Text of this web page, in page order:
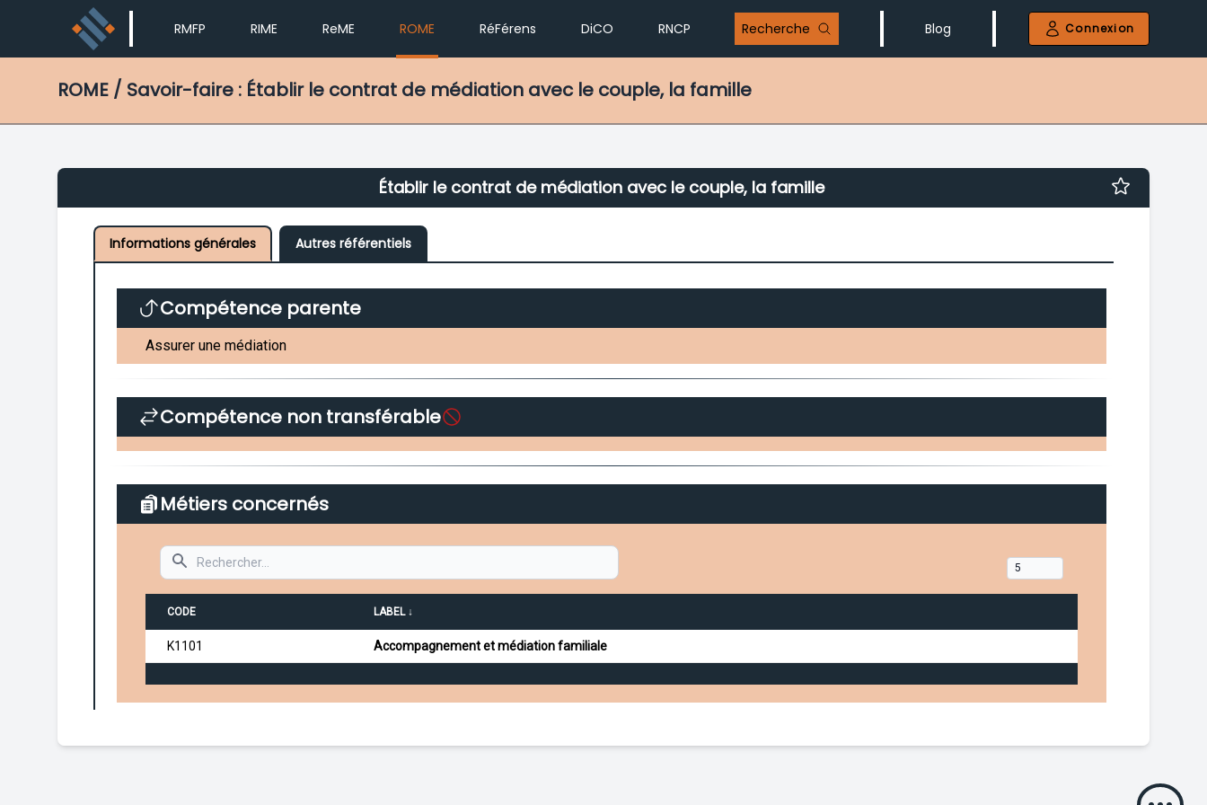
RMFP RIME ReME ROME RéFérens DiCO RNCP Recherche Blog Connexion
ROME / Savoir-faire : Établir le contrat de médiation avec le couple, la famille
Établir le contrat de médiation avec le couple, la famille
Informations générales Autres référentiels
Compétence parente
Assurer une médiation
Compétence non transférable
Métiers concernés
Search
CODE LABEL ↓
K1101 Accompagnement et médiation familiale